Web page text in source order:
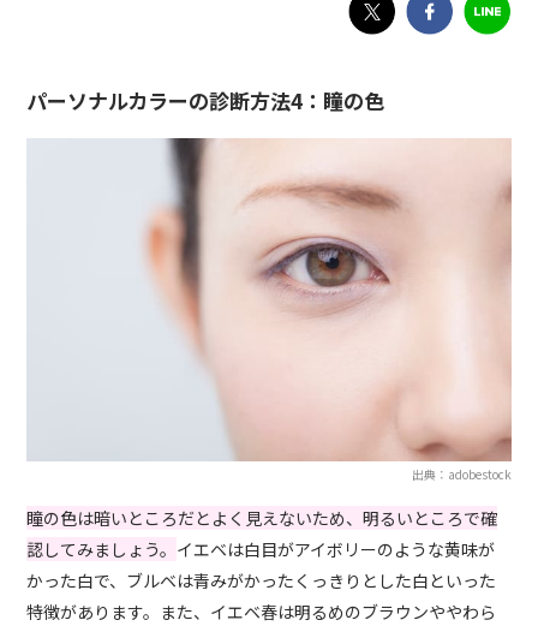
パーソナルカラーの診断方法4：瞳の色
出典：adobestock
瞳の色は暗いところだとよく見えないため、明るいところで確
認してみましょう。 イエベは白目がアイボリーのような黄味が
かった白で、ブルベは青みがかったくっきりとした白といった
特徴があります。また、イエベ春は明るめのブラウンややわら